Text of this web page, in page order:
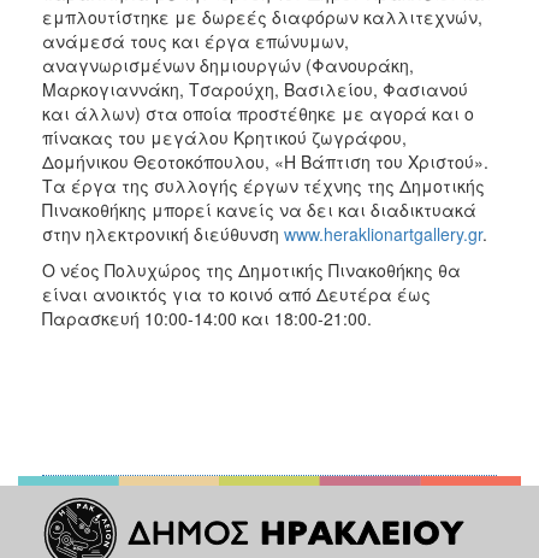
εμπλουτίστηκε με δωρεές διαφόρων καλλιτεχνών,
ανάμεσά τους και έργα επώνυμων,
αναγνωρισμένων δημιουργών (Φανουράκη,
Μαρκογιαννάκη, Τσαρούχη, Βασιλείου, Φασιανού
και άλλων) στα οποία προστέθηκε με αγορά και ο
πίνακας του μεγάλου Κρητικού ζωγράφου,
Δομήνικου Θεοτοκόπουλου, «Η Βάπτιση του Χριστού».
Τα έργα της συλλογής έργων τέχνης της Δημοτικής
Πινακοθήκης μπορεί κανείς να δει και διαδικτυακά
στην ηλεκτρονική διεύθυνση www.heraklionartgallery.gr.
Ο νέος Πολυχώρος της Δημοτικής Πινακοθήκης θα
είναι ανοικτός για το κοινό από Δευτέρα έως
Παρασκευή 10:00-14:00 και 18:00-21:00.